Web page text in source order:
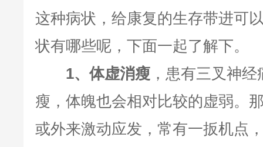
这种病状，给康复的生存带进可
状有哪些呢，下面一起了解下。
1、体虚消瘦 ，患有三叉神
瘦，体魄也会相对比较的虚弱。
或外来激动应发，常有一扳机点